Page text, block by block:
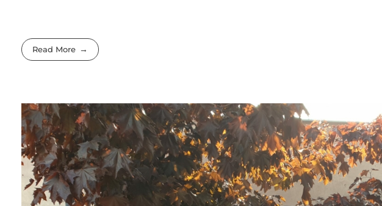
Read More